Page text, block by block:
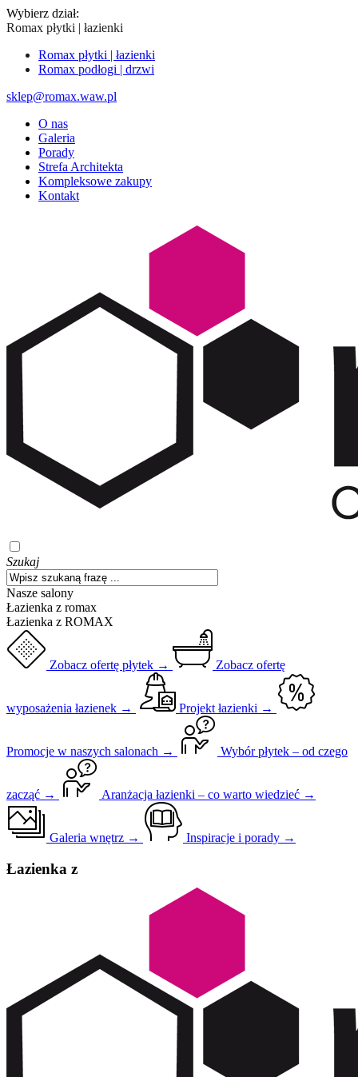
Wybierz dział:
Romax płytki | łazienki
Romax płytki | łazienki
Romax podłogi | drzwi
sklep@romax.waw.pl
O nas
Galeria
Porady
Strefa Architekta
Kompleksowe zakupy
Kontakt
Szukaj
Nasze salony
Łazienka z romax
Łazienka z ROMAX
Zobacz ofertę płytek → Zobacz ofertę
wyposażenia łazienek → Projekt łazienki →
Promocje w naszych salonach → Wybór płytek – od czego
zacząć → Aranżacja łazienki – co warto wiedzieć →
Galeria wnętrz → Inspiracje i porady →
Łazienka z